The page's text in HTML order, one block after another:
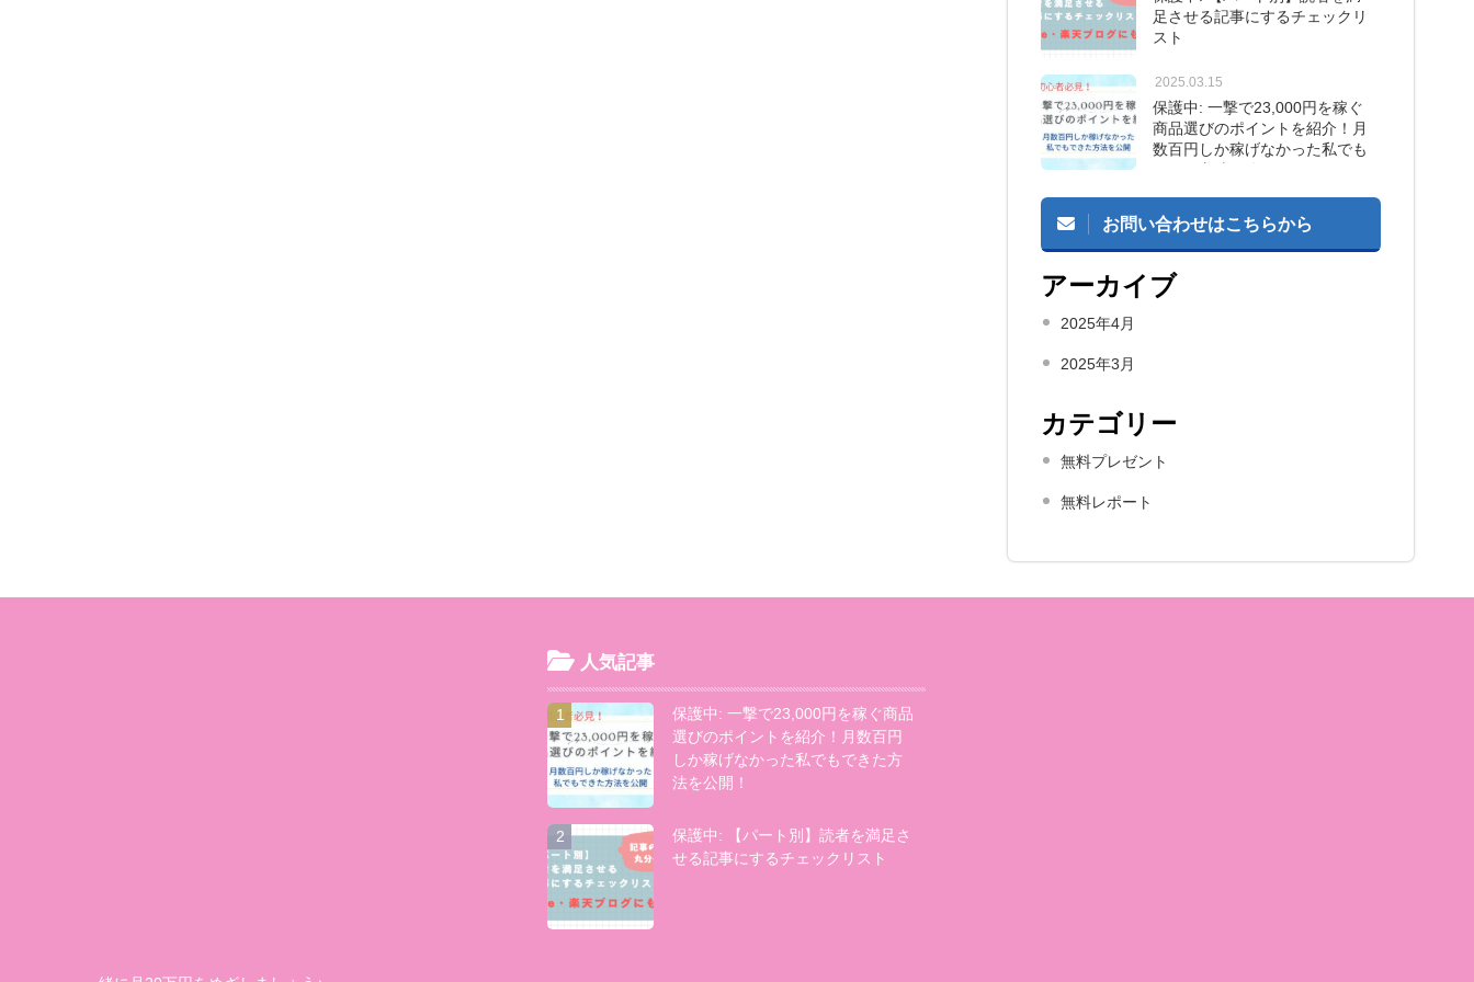
足させる記事にするチェックリ
スト
2025.03.15
保護中: 一撃で23,000円を稼ぐ
商品選びのポイントを紹介！月
数百円しか稼げなかった私でも
お問い合わせはこちらから
アーカイブ
2025年4月
2025年3月
カテゴリー
無料プレゼント
無料レポート
人気記事
1
保護中: 一撃で23,000円を稼ぐ商品
選びのポイントを紹介！月数百円
しか稼げなかった私でもできた方
法を公開！
2
保護中: 【パート別】読者を満足さ
せる記事にするチェックリスト